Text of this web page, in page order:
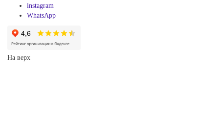
instagram
WhatsApp
На верх